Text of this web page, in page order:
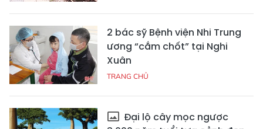
2 bác sỹ Bệnh viện Nhi Trung
ương “cắm chốt” tại Nghi
Xuân
TRANG CHỦ
Đại lộ cây mọc ngược